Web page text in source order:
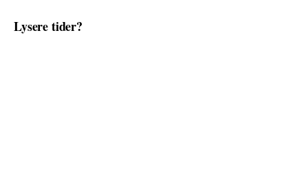
Lysere tider?